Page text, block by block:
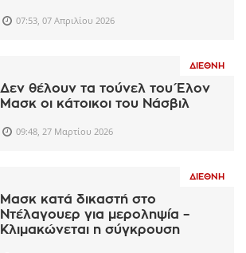
07:53, 07 Απριλίου 2026
ΔΙΕΘΝΉ
Δεν θέλουν τα τούνελ του Έλον
Μασκ οι κάτοικοι του Νάσβιλ
09:48, 27 Μαρτίου 2026
ΔΙΕΘΝΉ
Μασκ κατά δικαστή στο
Ντέλαγουερ για μεροληψία –
Κλιμακώνεται η σύγκρουση